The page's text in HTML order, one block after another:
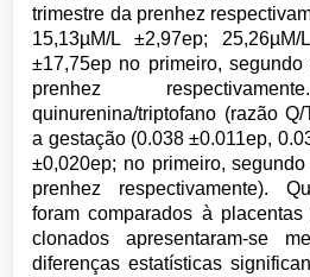
trimestre da prenhez
15,13µM/L ±2,97ep;
±17,75ep no primeiro,
prenhez
quinurenina/triptofano (razão
a gestação (0.038 ±0.011ep,
±0,020ep; no primeiro,
prenhez respectivamente).
foram comparados à
clonados apresentaram-se
diferenças estatísticas